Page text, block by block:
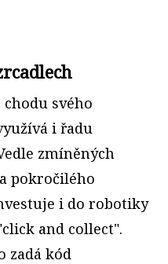
svého
i řadu
zmíněných
pokročilého
i do robotiky
and collect".
zadá kód